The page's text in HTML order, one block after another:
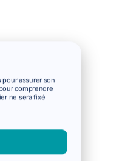
assurer son
comprendre
ne sera fixé